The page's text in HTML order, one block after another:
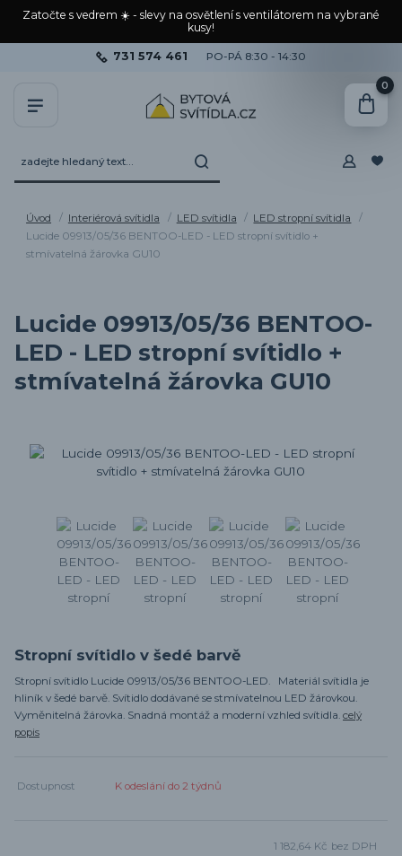
Zatočte s vedrem ☀️ - slevy na osvětlení s ventilátorem na vybrané
kusy!
731 574 461 PO-PÁ 8:30 - 14:30
0
Úvod Interiérová svítidla LED svítidla
LED stropní svítidla
Lucide 09913/05/36 BENTOO-LED - LED stropní svítidlo +
stmívatelná žárovka GU10
Lucide 09913/05/36 BENTOO-
LED - LED stropní svítidlo +
stmívatelná žárovka GU10
Stropní svítidlo v šedé barvě
Stropní svítidlo Lucide 09913/05/36 BENTOO-LED. Materiál svítidla je
hliník v šedé barvě. Svítidlo dodávané se stmívatelnou LED žárovkou.
Vyměnitelná žárovka. Snadná montáž a moderní vzhled svítidla. celý
popis
Dostupnost K odeslání do 2 týdnů
1 182,64 Kč bez DPH